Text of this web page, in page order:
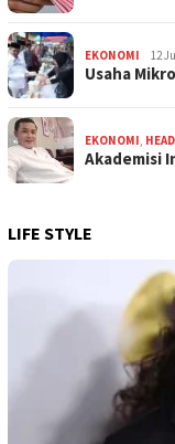
EKONOMI 12
Usaha
EKONOMI,
Akademisi
LIFE STYLE